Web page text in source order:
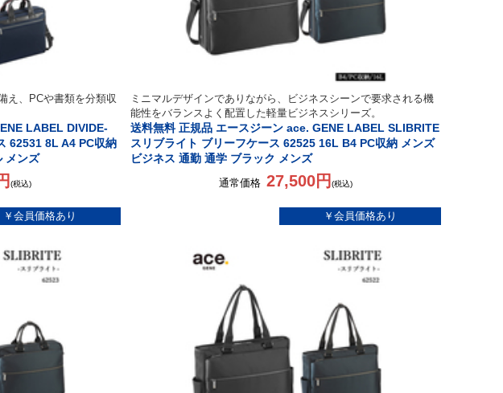
え、PCや書類を分類収
LABEL DIVIDE-
62531 8L A4 PC収納
メンズ
(税込)
ミニマルデザインでありながら、ビジネスシーンで要求される機
能性をバランスよく配置した軽量ビジネスシリーズ。
送料無料 正規品 エースジーン ace. GENE LABEL SLIBRITE
スリブライト ブリーフケース 62525 16L B4 PC収納 メンズ
ビジネス 通勤 通学 ブラック メンズ
通常価格 27,500円 (税込)